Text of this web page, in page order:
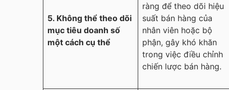
5. Không thể theo dõi
mục tiêu doanh số
một cách cụ thể
ràng để theo dõi hiệu
suất bán hàng của
nhân viên hoặc bộ
phận, gây khó khăn
trong việc điều chỉnh
chiến lược bán hàng.